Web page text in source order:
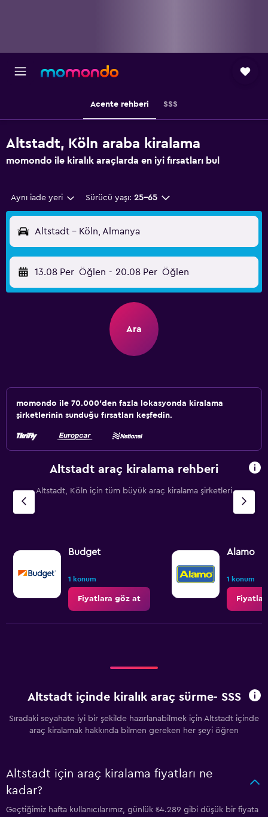
Acente rehberi SSS
Altstadt, Köln araba kiralama
momondo ile kiralık araçlarda en iyi fırsatları bul
Aynı iade yeri Sürücü yaşı: 25-65
Altstadt - Köln, Almanya
13.08 Per Öğlen - 20.08 Per Öğlen
Ara
momondo ile 70.000'den fazla lokasyonda kiralama
şirketlerinin sunduğu fırsatları keşfedin.
Altstadt araç kiralama rehberi
Altstadt, Köln için tüm büyük araç kiralama şirketleri
Budget
1 konum
Fiyatlara göz at
Alamo
1 konum
Altstadt içinde kiralık araç sürme- SSS
Sıradaki seyahate iyi bir şekilde hazırlanabilmek için Altstadt içinde
araç kiralamak hakkında bilmen gereken her şeyi öğren
Altstadt için araç kiralama fiyatları ne
kadar?
Geçtiğimiz hafta kullanıcılarımız, günlük ₺4.289 gibi düşük bir fiyata